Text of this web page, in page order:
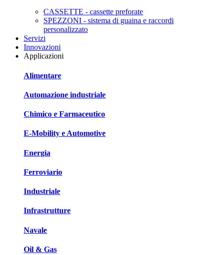
CASSETTE - cassette preforate
SPEZZONI - sistema di guaina e raccordi
personalizzato
Servizi
Innovazioni
Applicazioni
Alimentare
Automazione industriale
Chimico e Farmaceutico
E-Mobility e Automotive
Energia
Ferroviario
Industriale
Infrastrutture
Navale
Oil & Gas